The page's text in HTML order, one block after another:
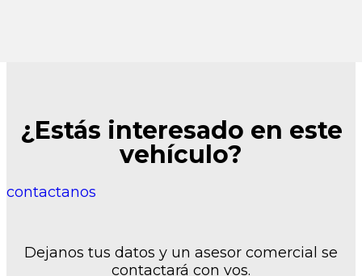
¿Estás interesado en este
vehículo?
contactanos
Dejanos tus datos y un asesor comercial se
contactará con vos.